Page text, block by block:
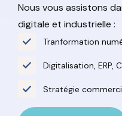
Nous vous assistons
digitale et industrielle :
Tranformation
Digitalisation, ERP,
Stratégie